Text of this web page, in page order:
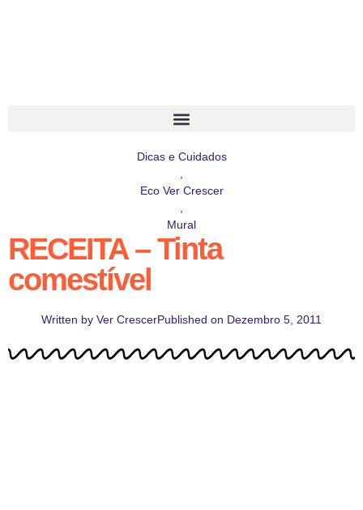
Dicas e Cuidados
Eco Ver Crescer
Mural
RECEITA – Tinta
comestível
Written by Ver CrescerPublished on Dezembro 5, 2011